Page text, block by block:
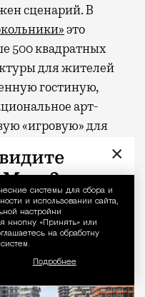
системы для сбора и
и использовании сайта,
настройки
кнопку «Принять» или
на обработку
Подробнее
сценарий. В
это
500 квадратных
для жителей
гостиную,
арт-
«игровую» для
курортным
×